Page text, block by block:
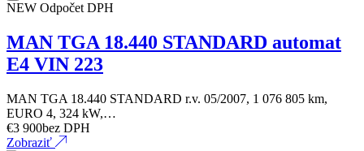
NEW Odpočet DPH
MAN TGA 18.440 STANDARD automat
E4 VIN 223
MAN TGA 18.440 STANDARD r.v. 05/2007, 1 076 805 km,
EURO 4, 324 kW,…
€3 900bez DPH
Zobraziť